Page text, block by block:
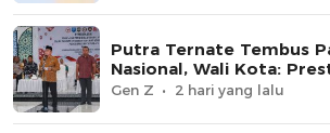
Putra Ternate Tembus
Nasional, Wali Kota:
Gen Z 2 hari yang lalu